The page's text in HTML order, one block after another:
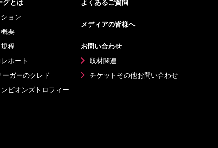
グとは
ション
要
程
ポート
ーガーのクレド
ピオンズ トロフィー
よくあるご質問
メディアの皆様へ
お問い合わせ
取材関連
チケットその他お問い合わせ